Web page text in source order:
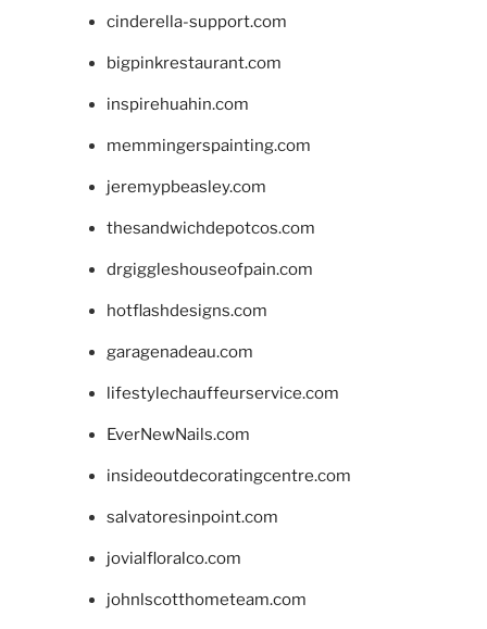
cinderella-support.com
bigpinkrestaurant.com
inspirehuahin.com
memmingerspainting.com
jeremypbeasley.com
thesandwichdepotcos.com
drgiggleshouseofpain.com
hotflashdesigns.com
garagenadeau.com
lifestylechauffeurservice.com
EverNewNails.com
insideoutdecoratingcentre.com
salvatoresinpoint.com
jovialfloralco.com
johnlscotthometeam.com